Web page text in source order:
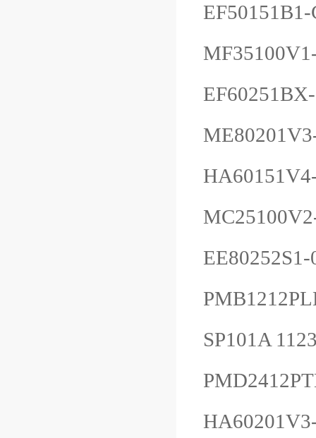
SP101A